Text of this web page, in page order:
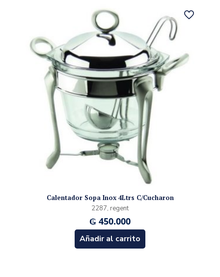
Calentador Sopa Inox 4Ltrs C/Cucharon
2287, regent
₲ 450.000
Añadir al carrito